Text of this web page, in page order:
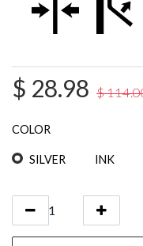
$ 28.98 $
COLOR
SILVER INK